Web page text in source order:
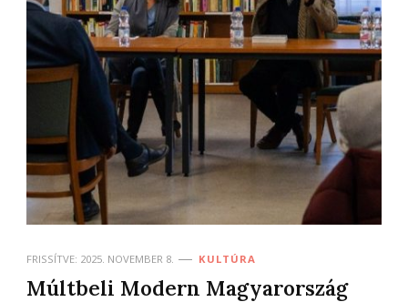
FRISSÍTVE: 2025. NOVEMBER 8. KULTÚRA
Múltbeli Modern Magyarország